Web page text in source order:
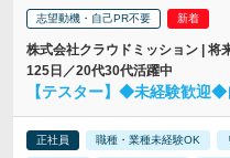
志望動機・自己PR不要
株式会社クラウドミッション | 将
125日／20代30代活躍中
【テスター】◆未経験歓迎◆
正社員 職種・業種未経験OK